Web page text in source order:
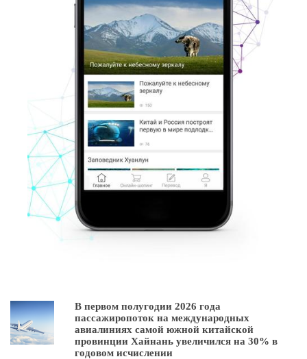
В первом полугодии 2026 года
пассажиропоток на международных
авиалиниях самой южной китайской
провинции Хайнань увеличился на 30% в
годовом исчислении